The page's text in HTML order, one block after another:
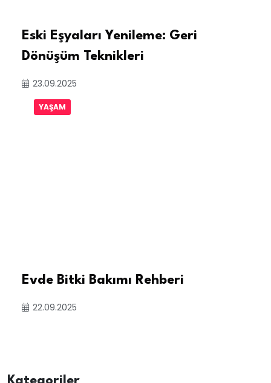
Eski Eşyaları Yenileme: Geri
Dönüşüm Teknikleri
23.09.2025
YAŞAM
Evde Bitki Bakımı Rehberi
22.09.2025